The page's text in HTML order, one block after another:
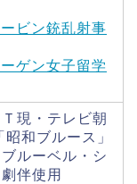
ビン銃乱射事
ゲン女子留学
現・テレビ朝
和ブルース」
ブルーベル・シ
伴使用